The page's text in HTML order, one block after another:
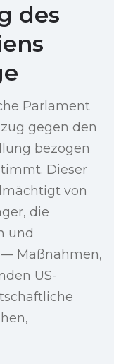
des
Parlament
gegen den
bezogen
Dieser
von
die
und
Maßnahmen,
US-